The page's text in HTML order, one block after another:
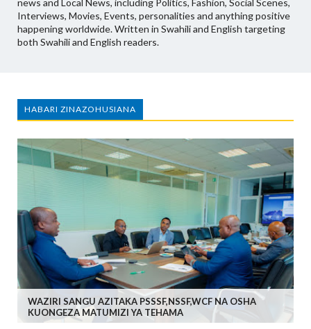
news and Local News, including Politics, Fashion, Social Scenes,
Interviews, Movies, Events, personalities and anything positive
happening worldwide. Written in Swahili and English targeting
both Swahili and English readers.
HABARI ZINAZOHUSIANA
WAZIRI SANGU AZITAKA PSSSF,NSSF,WCF NA OSHA
KUONGEZA MATUMIZI YA TEHAMA